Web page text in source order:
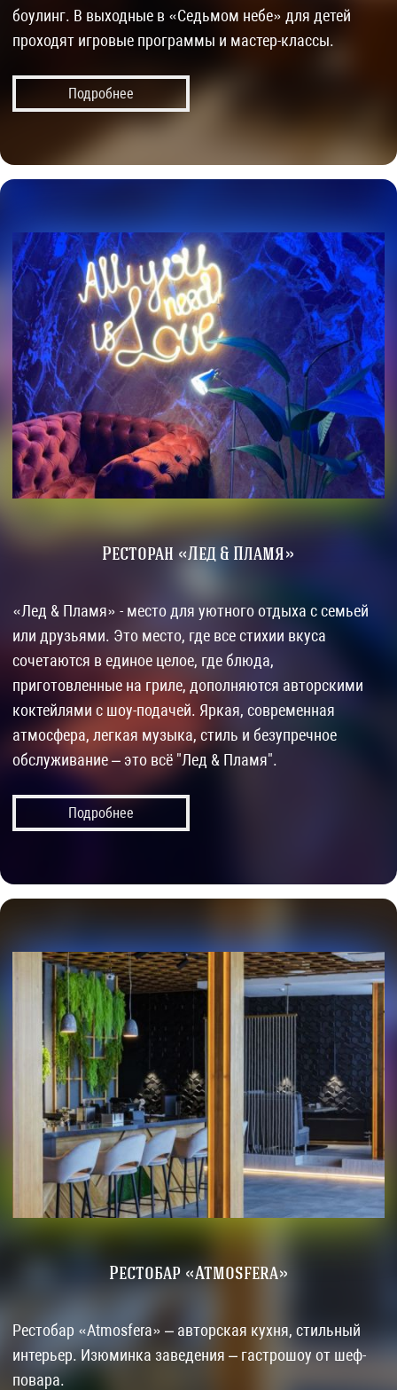
боулинг. В выходные в «Седьмом небе» для детей
проходят игровые программы и мастер-классы.
Подробнее
Ресторан «Лед & Пламя»
«Лед & Пламя» - место для уютного отдыха с семьей
или друзьями. Это место, где все стихии вкуса
сочетаются в единое целое, где блюда,
приготовленные на гриле, дополняются авторскими
коктейлями с шоу-подачей. Яркая, современная
атмосфера, легкая музыка, стиль и безупречное
обслуживание – это всё "Лед & Пламя".
Подробнее
Рестобар «Atmosfera»
Рестобар «Atmosfera» – авторская кухня, стильный
интерьер. Изюминка заведения – гастрошоу от шеф-
повара.